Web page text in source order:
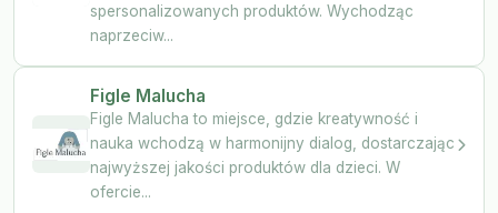
spersonalizowanych produktów. Wychodząc
naprzeciw...
Figle Malucha
Figle Malucha to miejsce, gdzie kreatywność i
nauka wchodzą w harmonijny dialog, dostarczając
najwyższej jakości produktów dla dzieci. W
ofercie...